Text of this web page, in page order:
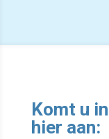
Komt u
hier aan: